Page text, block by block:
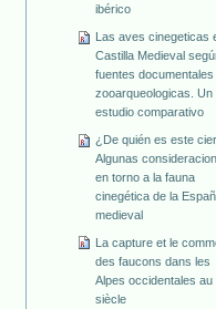
ibérico
Las aves cinegeticas
Castilla Medieval
fuentes
zooarqueologicas. Un
estudio comparativo
¿De quién es este
Algunas
en torno a la fauna
cinegética de la
medieval
La capture et le
des faucons dans les
Alpes occidentales au
siècle